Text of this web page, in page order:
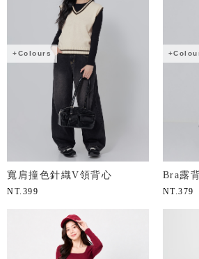
+Colours
寬肩撞色針織V領背心
NT. 399
Bra露
NT.379